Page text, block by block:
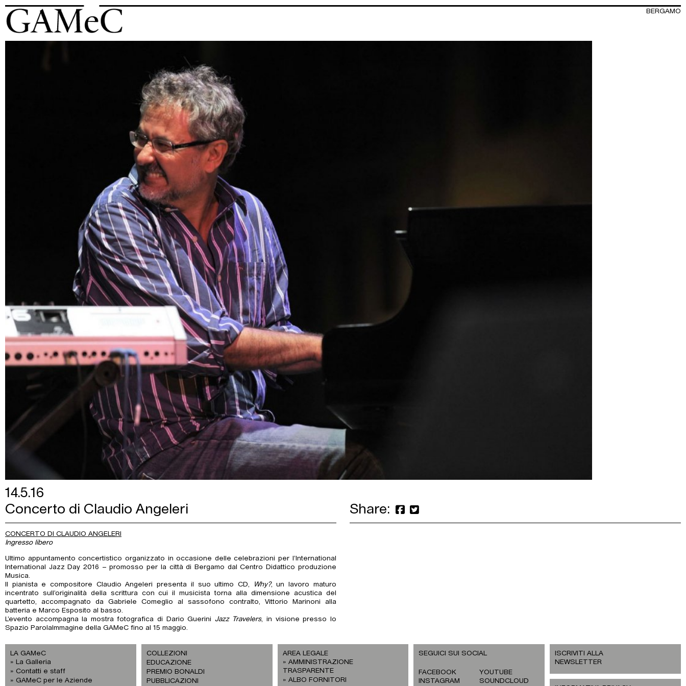
BERGAMO
14.5.16
Concerto di Claudio Angeleri
Share:
CONCERTO DI CLAUDIO ANGELERI
Ingresso libero
Ultimo appuntamento concertistico organizzato in occasione delle celebrazioni per l’International
International Jazz Day 2016 – promosso per la città di Bergamo dal Centro Didattico produzione
Musica.
Il pianista e compositore Claudio Angeleri presenta il suo ultimo CD,
Why?, un lavoro maturo
incentrato sull’originalità della scrittura con cui il musicista torna alla dimensione acustica del
quartetto, accompagnato da Gabriele Comeglio al sassofono contralto, Vittorio Marinoni alla
batteria e Marco Esposito al basso.
L’evento accompagna la mostra fotografica di Dario Guerini Jazz Travelers, in visione presso lo
Spazio ParolaImmagine della GAMeC fino al 15 maggio.
LA GAMeC
La Galleria
Contatti e staff
GAMeC per le Aziende
COLLEZIONI
EDUCAZIONE
PREMIO BONALDI
PUBBLICAZIONI
AREA LEGALE
AMMINISTRAZIONE
TRASPARENTE
ALBO FORNITORI
SEGUICI SUI SOCIAL
FACEBOOK
INSTAGRAM
YOUTUBE
SOUNDCLOUD
ISCRIVITI ALLA
NEWSLETTER